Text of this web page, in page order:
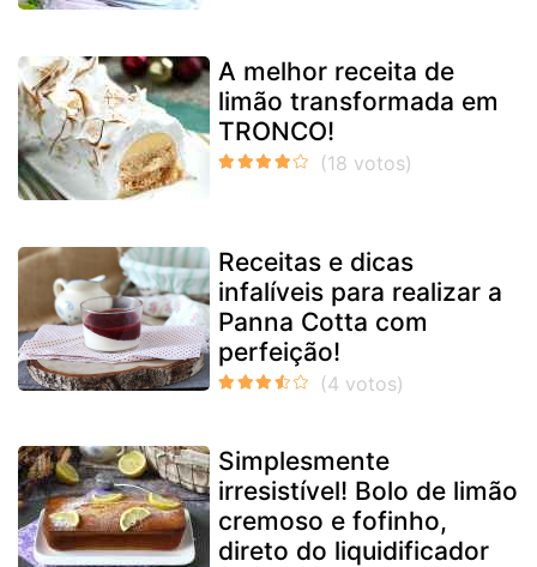
A melhor receita de
limão transformada em
TRONCO!
Receitas e dicas
infalíveis para realizar a
Panna Cotta com
perfeição!
Simplesmente
irresistível! Bolo de limão
cremoso e fofinho,
direto do liquidificador